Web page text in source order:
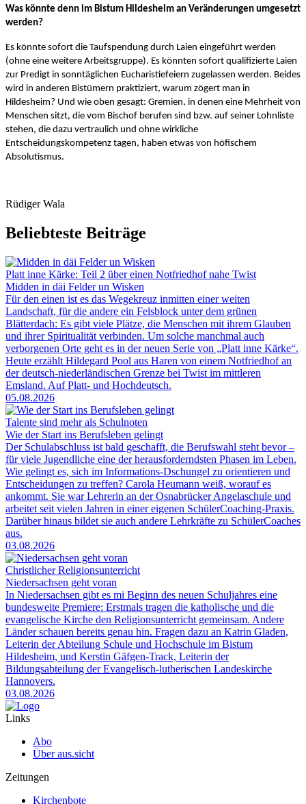
Was könnte denn im Bistum Hildesheim an Veränderungen umgesetzt
werden?
Es könnte sofort die Taufspendung durch Laien eingeführt werden
(ohne eine weitere Arbeitsgruppe). Es könnten sofort qualifizierte Laien
zur Predigt in sonntäglichen Eucharistiefeiern zugelassen werden. Beides
wird in anderen Bistümern praktiziert, warum zögert man in
Hildesheim? Und wie oben gesagt: Gremien, in denen eine Mehrheit von
Menschen sitzt, die vom Bischof berufen sind bzw. auf seiner Lohnliste
stehen, die dazu vertraulich und ohne wirkliche
Entscheidungskompetenz tagen, haben etwas von höfischem
Absolutismus.
Rüdiger Wala
Beliebteste Beiträge
Platt inne Kärke: Teil 2 über einen Notfriedhof nahe Twist
Midden in däi Felder un Wisken
Für den einen ist es das Wegekreuz inmitten einer weiten
Landschaft, für die andere ein Felsblock unter dem grünen
Blätterdach: Es gibt viele Plätze, die Menschen mit ihrem Glauben
und ihrer Spiritualität verbinden. Um solche manchmal auch
verborgenen Orte geht es in der neuen Serie von „Platt inne Kärke“.
Heute erzählt Hildegard Pool aus Haren von einem Notfriedhof an
der deutsch-niederländischen Grenze bei Twist im mittleren
Emsland. Auf Platt- und Hochdeutsch.
05.08.2026
Talente sind mehr als Schulnoten
Wie der Start ins Berufsleben gelingt
Der Schulabschluss ist bald geschafft, die Berufswahl steht bevor –
für viele Jugendliche eine der herausforderndsten Phasen im Leben.
Wie gelingt es, sich im Informations-Dschungel zu orientieren und
Entscheidungen zu treffen? Carola Heumann weiß, worauf es
ankommt. Sie war Lehrerin an der Osnabrücker Angelaschule und
arbeitet seit vielen Jahren in einer eigenen SchülerCoaching-Praxis.
Darüber hinaus bildet sie auch andere Lehrkräfte zu SchülerCoaches
aus.
03.08.2026
Christlicher Religionsunterricht
Niedersachsen geht voran
In Niedersachsen gibt es mi Beginn des neuen Schuljahres eine
bundesweite Premiere: Erstmals tragen die katholische und die
evangelische Kirche den Religionsunterricht gemeinsam. Andere
Länder schauen bereits genau hin. Fragen dazu an Katrin Gladen,
Leiterin der Abteilung Schule und Hochschule im Bistum
Hildesheim, und Kerstin Gäfgen-Track, Leiterin der
Bildungsabteilung der Evangelisch-lutherischen Landeskirche
Hannovers.
03.08.2026
Links
Abo
Über aus.sicht
Zeitungen
Kirchenbote